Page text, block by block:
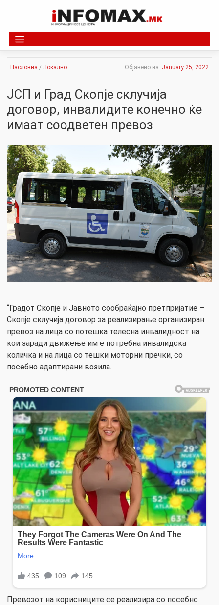
Насловна / Локално Објавено на: January 25, 2022
ЈСП и Град Скопје склучија
договор, инвалидите конечно ќе
имаат соодветен превоз
“Градот Скопје и Јавното сообраќајно претпријатие –
Скопје склучија договор за реализирање организиран
превоз на лица со потешка телесна инвалидност на
кои заради движење им е потребна инвалидска
количка и на лица со тешки моторни пречки, со
посебно адаптирани возила.
Превозот на корисниците се реализира со посебно